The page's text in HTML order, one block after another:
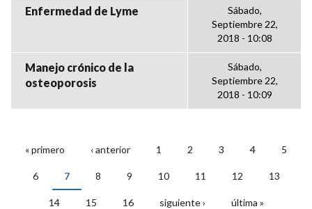
Enfermedad de Lyme
Sábado,
Septiembre 22,
2018 - 10:08
Manejo crónico de la
osteoporosis
Sábado,
Septiembre 22,
2018 - 10:09
PÁGINAS
« primero ‹ anterior 1 2 3 4 5
6 7 8 9 10 11 12 13
14 15 16 siguiente › última »